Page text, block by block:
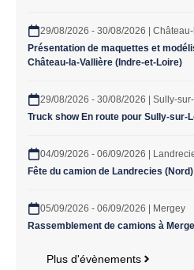
29/08/2026 - 30/08/2026 |
Présentation de maquettes et
Château-la-Vallière (Indre-et-Loire)
29/08/2026 - 30/08/2026 | Sully-
Truck show En route pour Sully-sur-
04/09/2026 - 06/09/2026 |
Fête du camion de Landrecies (Nord)
05/09/2026 - 06/09/2026 | Mergey
Rassemblement de camions à
Plus d'évènements